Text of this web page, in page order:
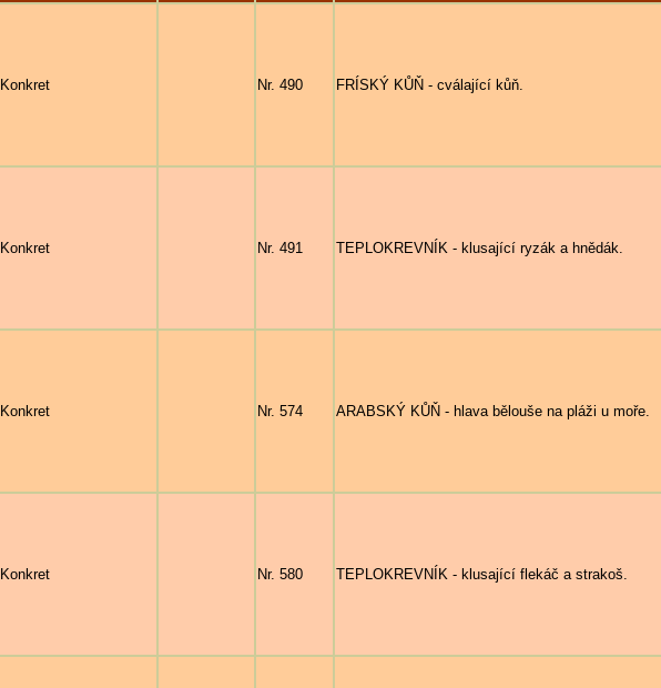
Konkret Nr. 490 FRÍSKÝ KŮŇ - cválající kůň.
Konkret Nr. 491 TEPLOKREVNÍK - klusající ryzák a hnědák.
Konkret Nr. 574 ARABSKÝ KŮŇ - hlava bělouše na pláži u moře.
Konkret Nr. 580 TEPLOKREVNÍK - klusající flekáč a strakoš.